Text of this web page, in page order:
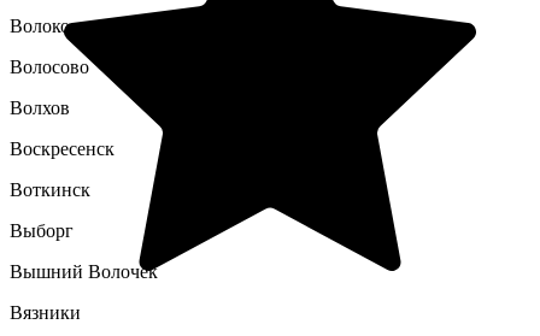
Волоколамск
Волосово
Волхов
Воскресенск
Воткинск
Выборг
Вышний Волочек
Вязники